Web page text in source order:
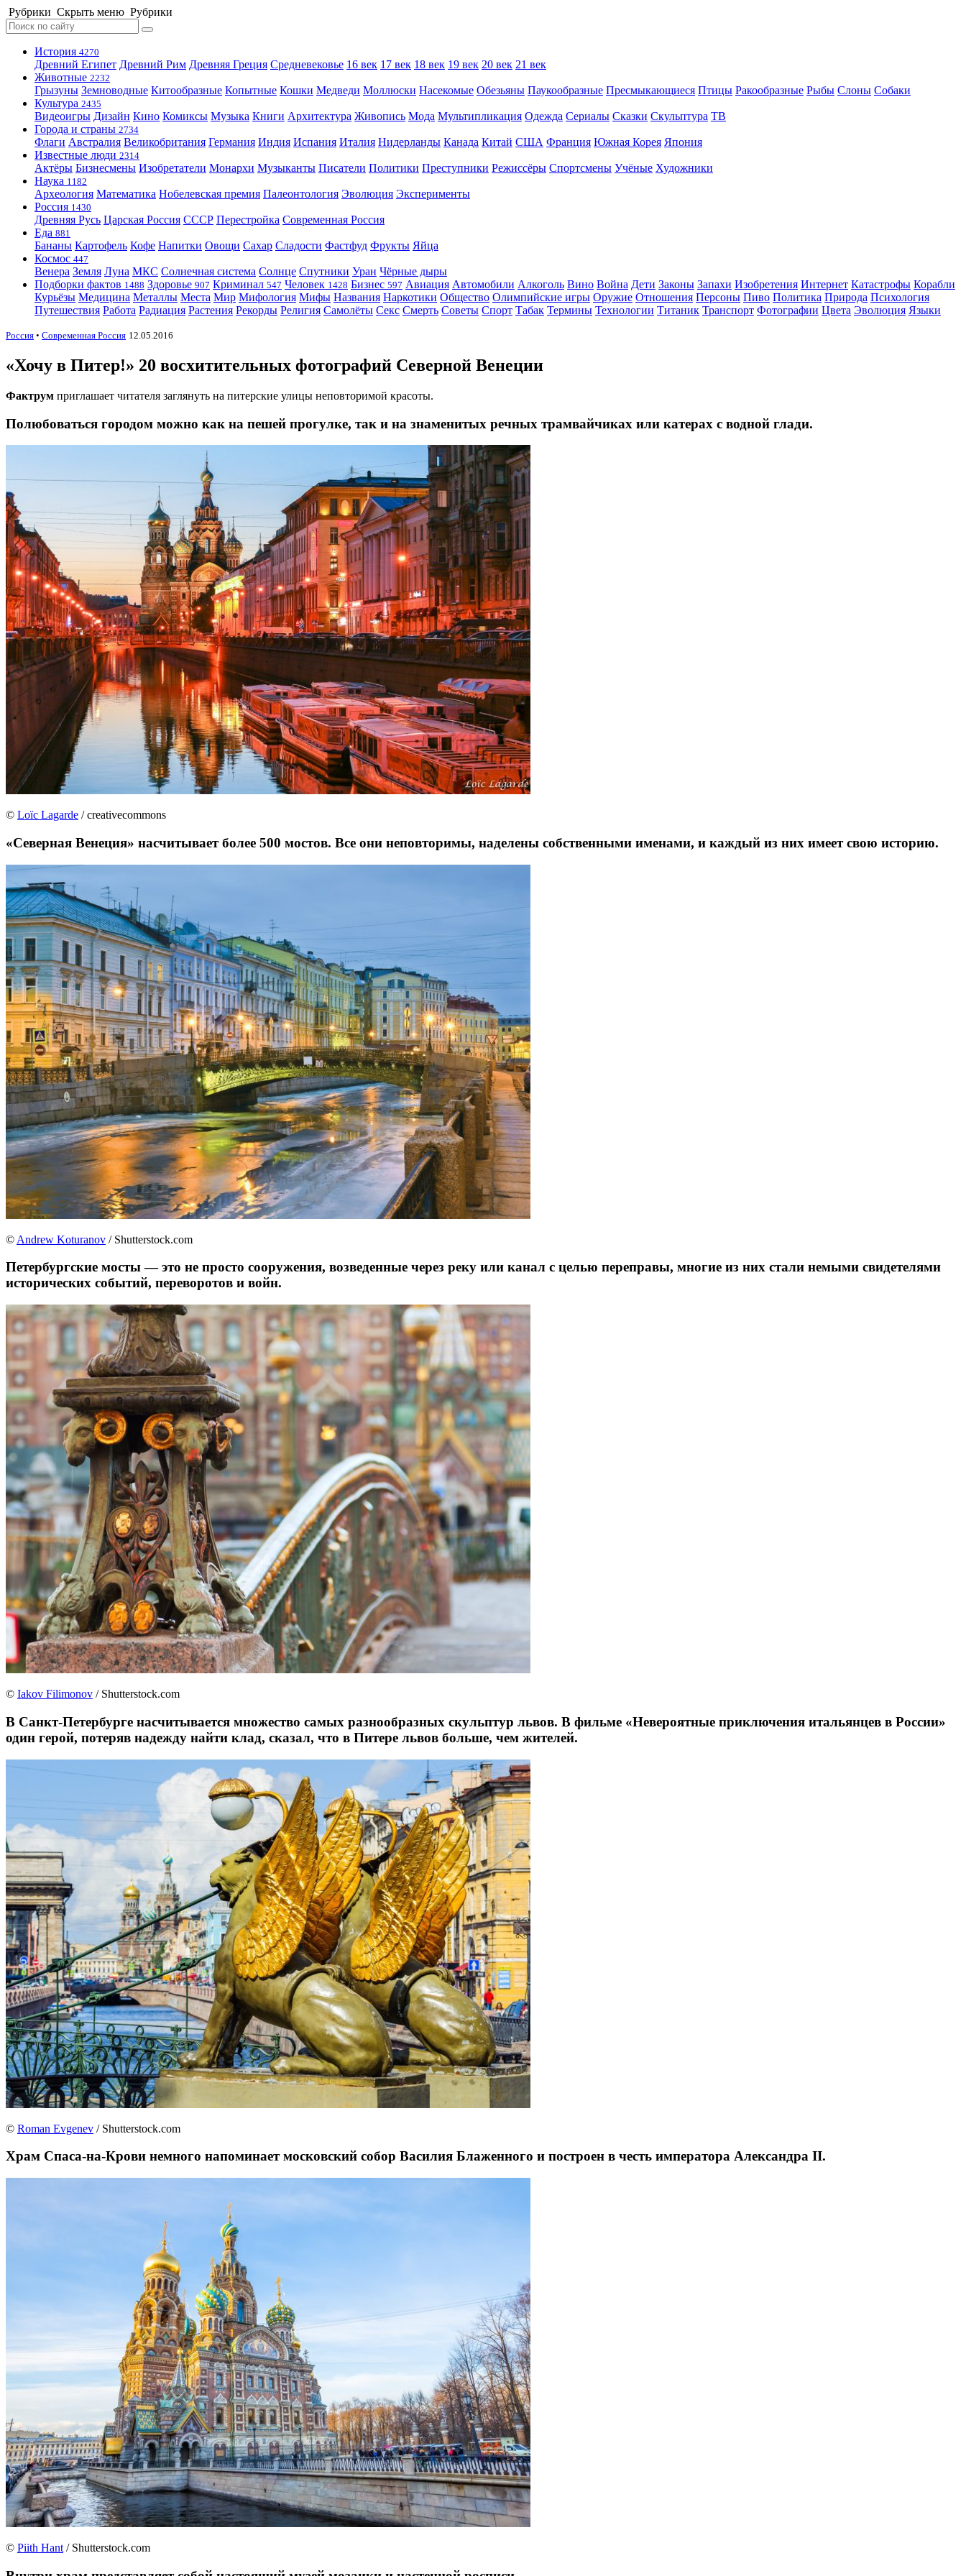
Рубрики Скрыть меню Рубрики
История 4270
Древний Египет Древний Рим Древняя Греция Средневековье 16 век 17 век 18 век 19 век 20 век 21 век
Животные 2232
Грызуны Земноводные Китообразные Копытные Кошки Медведи Моллюски Насекомые Обезьяны Паукообразные Пресмыкающиеся Птицы Ракообразные Рыбы Слоны Собаки
Культура 2435
Видеоигры Дизайн Кино Комиксы Музыка Книги Архитектура Живопись Мода Мультипликация Одежда Сериалы Сказки Скульптура ТВ
Города и страны 2734
Флаги Австралия Великобритания Германия Индия Испания Италия Нидерланды Канада Китай США Франция Южная Корея Япония
Известные люди 2314
Актёры Бизнесмены Изобретатели Монархи Музыканты Писатели Политики Преступники Режиссёры Спортсмены Учёные Художники
Наука 1182
Археология Математика Нобелевская премия Палеонтология Эволюция Эксперименты
Россия 1430
Древняя Русь Царская Россия СССР Перестройка Современная Россия
Еда 881
Бананы Картофель Кофе Напитки Овощи Сахар Сладости Фастфуд Фрукты Яйца
Космос 447
Венера Земля Луна МКС Солнечная система Солнце Спутники Уран Чёрные дыры
Подборки фактов 1488 Здоровье 907 Криминал 547 Человек 1428 Бизнес 597 Авиация Автомобили Алкоголь Вино Война Дети Законы Запахи Изобретения Интернет Катастрофы Корабли
Курьёзы Медицина Металлы Места Мир Мифология Мифы Названия Наркотики Общество Олимпийские игры Оружие Отношения Персоны Пиво Политика Природа Психология
Путешествия Работа Радиация Растения Рекорды Религия Самолёты Секс Смерть Советы Спорт Табак Термины Технологии Титаник Транспорт Фотографии Цвета Эволюция Языки
Россия • Современная Россия 12.05.2016
«Хочу в Питер!» 20 восхитительных фотографий Северной Венеции
Фактрум приглашает читателя заглянуть на питерские улицы неповторимой красоты.
Полюбоваться городом можно как на пешей прогулке, так и на знаменитых речных трамвайчиках или катерах с водной глади.
© Loïc Lagarde / creativecommons
«Северная Венеция» насчитывает более 500 мостов. Все они неповторимы, наделены собственными именами, и каждый из них имеет свою историю.
© Andrew Koturanov / Shutterstock.com
Петербургские мосты — это не просто сооружения, возведенные через реку или канал с целью переправы, многие из них стали немыми свидетелями
исторических событий, переворотов и войн.
© Iakov Filimonov / Shutterstock.com
В Санкт-Петербурге насчитывается множество самых разнообразных скульптур львов. В фильме «Невероятные приключения итальянцев в России»
один герой, потеряв надежду найти клад, сказал, что в Питере львов больше, чем жителей.
© Roman Evgenev / Shutterstock.com
Храм Спаса-на-Крови немного напоминает московский собор Василия Блаженного и построен в честь императора Александра II.
© Piith Hant / Shutterstock.com